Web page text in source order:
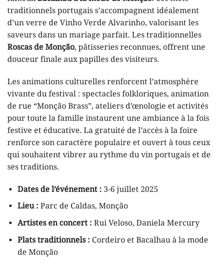
traditionnels portugais s’accompagnent idéalement
d’un verre de Vinho Verde Alvarinho, valorisant les
saveurs dans un mariage parfait. Les traditionnelles
Roscas de Monção, pâtisseries reconnues, offrent une
douceur finale aux papilles des visiteurs.
Les animations culturelles renforcent l’atmosphère
vivante du festival : spectacles folkloriques, animation
de rue “Monção Brass”, ateliers d’œnologie et activités
pour toute la famille instaurent une ambiance à la fois
festive et éducative. La gratuité de l’accès à la foire
renforce son caractère populaire et ouvert à tous ceux
qui souhaitent vibrer au rythme du vin portugais et de
ses traditions.
Dates de l’événement : 3-6 juillet 2025
Lieu : Parc de Caldas, Monção
Artistes en concert : Rui Veloso, Daniela Mercury
Plats traditionnels : Cordeiro et Bacalhau à la mode
de Monção